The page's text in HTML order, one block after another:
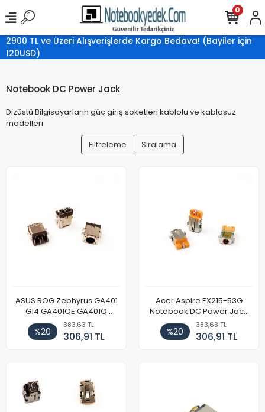
2900 TL ve Üzeri Alışverişlerde Kargo Bedava! (Bayiler için
120USD)
0
Notebook DC Power Jack
Dizüstü Bilgisayarların güç giriş soketleri kablolu ve kablosuz
modelleri
Filtreleme
Sıralama
ASUS ROG Zephyrus GA401
G14 GA401QE GA401Q
GA402 GA402R GA402RK
HQ058T GA503QR GA503QS
GA503QM GA503QE GX650
%20
383,63 TL
306,91 TL
Acer Aspire EX215-53G
Notebook DC Power Jack
Soket
%20
383,63 TL
306,91 TL